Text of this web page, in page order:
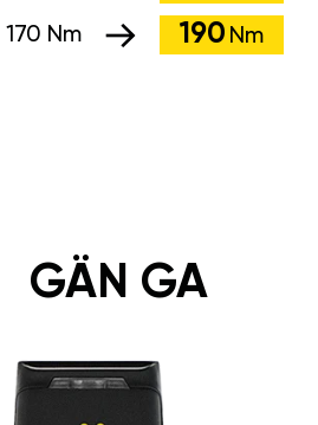
170 Nm 190 Nm
GÄN GA